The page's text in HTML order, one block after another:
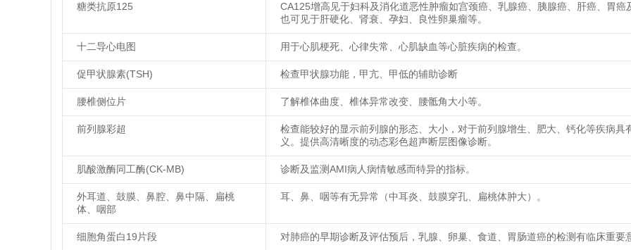
糖类抗原125
CA125增高见于妇科及消化道恶性肿瘤如宫颈癌、乳腺癌、胰腺癌、肝癌、胃癌
也可见于肝硬化、肾衰、孕妇、良性卵巢瘤等。
十二导心电图 用于心肌梗死、心律失常、心肌缺血等心脏疾病的检查。
促甲状腺素(TSH) 检查甲状腺功能，甲亢、甲低的辅助诊断
腰椎侧位片 了解椎体曲度、椎体异常改变、腰骶角大小等。
前列腺彩超
检查能较好的显示前列腺的形态、大小，对于前列腺增生、肥大、钙化等疾病具
义。提供高清晰度的动态彩色超声断层图像诊断。
肌酸激酶同工酶(CK-MB) 诊断及监测AMI病人病情敏感而特异的指标。
外耳道、鼓膜、鼻腔、鼻中隔、扁桃
体、咽部
耳、鼻、咽等有无异常（中耳炎、鼓膜穿孔、扁桃体肿大）。
细胞角蛋白19片段 对肺癌的早期诊断及评估预后，乳腺、卵巢、食道、胃肠道癌的检测有临床重要